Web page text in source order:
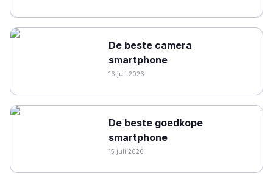
De beste camera
smartphone
16 juli 2026
De beste goedkope
smartphone
15 juli 2026